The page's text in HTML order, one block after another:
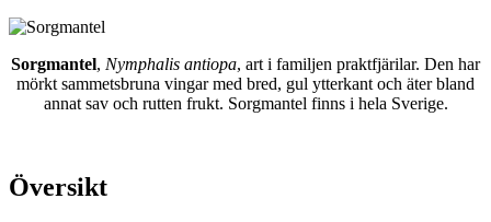
Sorgmantel, Nymphalis antiopa, art i familjen praktfjärilar. Den har
mörkt sammetsbruna vingar med bred, gul ytterkant och äter bland
annat sav och rutten frukt. Sorgmantel finns i hela Sverige.
Översikt